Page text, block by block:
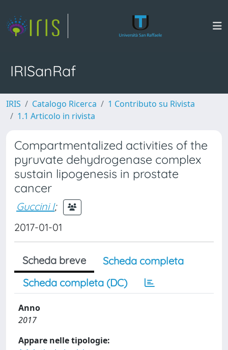
IRISanRaf
IRIS Catalogo Ricerca
1 Contributo su Rivista
1.1 Articolo in rivista
Compartmentalized activities of the
pyruvate dehydrogenase complex
sustain lipogenesis in prostate
cancer
Guccini I;
2017-01-01
Scheda breve
Scheda completa
Scheda completa (DC)
Anno
2017
Appare nelle tipologie: